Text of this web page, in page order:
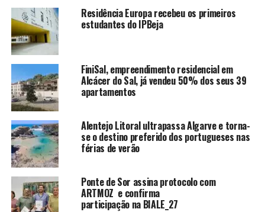
Residência Europa recebeu os primeiros
estudantes do IPBeja
FiniSal, empreendimento residencial em
Alcácer do Sal, já vendeu 50% dos seus 39
apartamentos
Alentejo Litoral ultrapassa Algarve e torna-
se o destino preferido dos portugueses nas
férias de verão
Ponte de Sor assina protocolo com
ARTMOZ e confirma
participação na BIALE_27